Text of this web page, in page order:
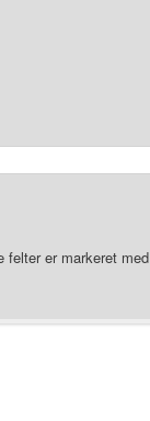
felter er markeret med